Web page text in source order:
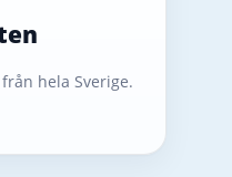
hela Sverige.